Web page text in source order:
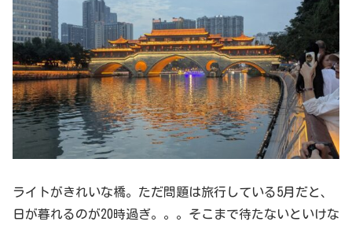
ライトがきれいな橋。ただ問題は旅行している5月だと、
日が暮れるのが20時過ぎ。。。そこまで待たないといけな